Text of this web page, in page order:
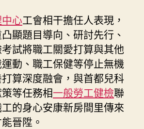
心工會相干擔任人表現，
顯題目導向、研討先行、
試將職工關愛打算與其他
動、職工保健等停止無機
算深度融會，與首都兒科
等任務相一般勞工健檢聯
的身心安康新房間里傳來
晉陞。